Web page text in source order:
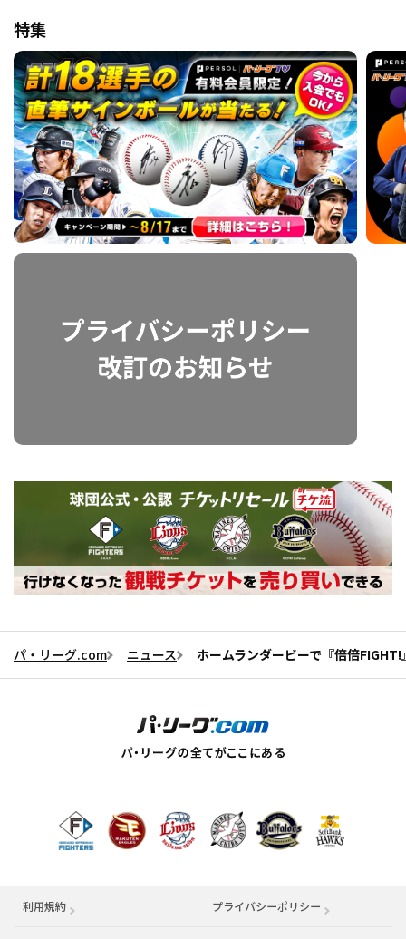
特集
パ・リーグ.com ニュース ホームランダービーで『倍倍
利用規約 プライバシーポリシー